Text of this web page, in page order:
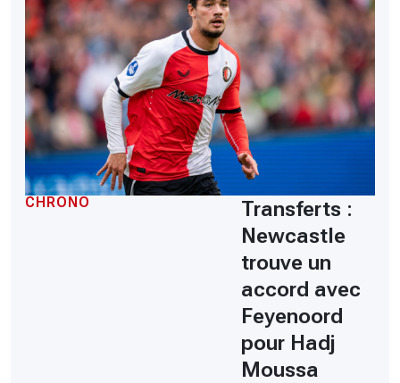
CHRONO
Transferts :
Newcastle
trouve un
accord avec
Feyenoord
pour Hadj
Moussa